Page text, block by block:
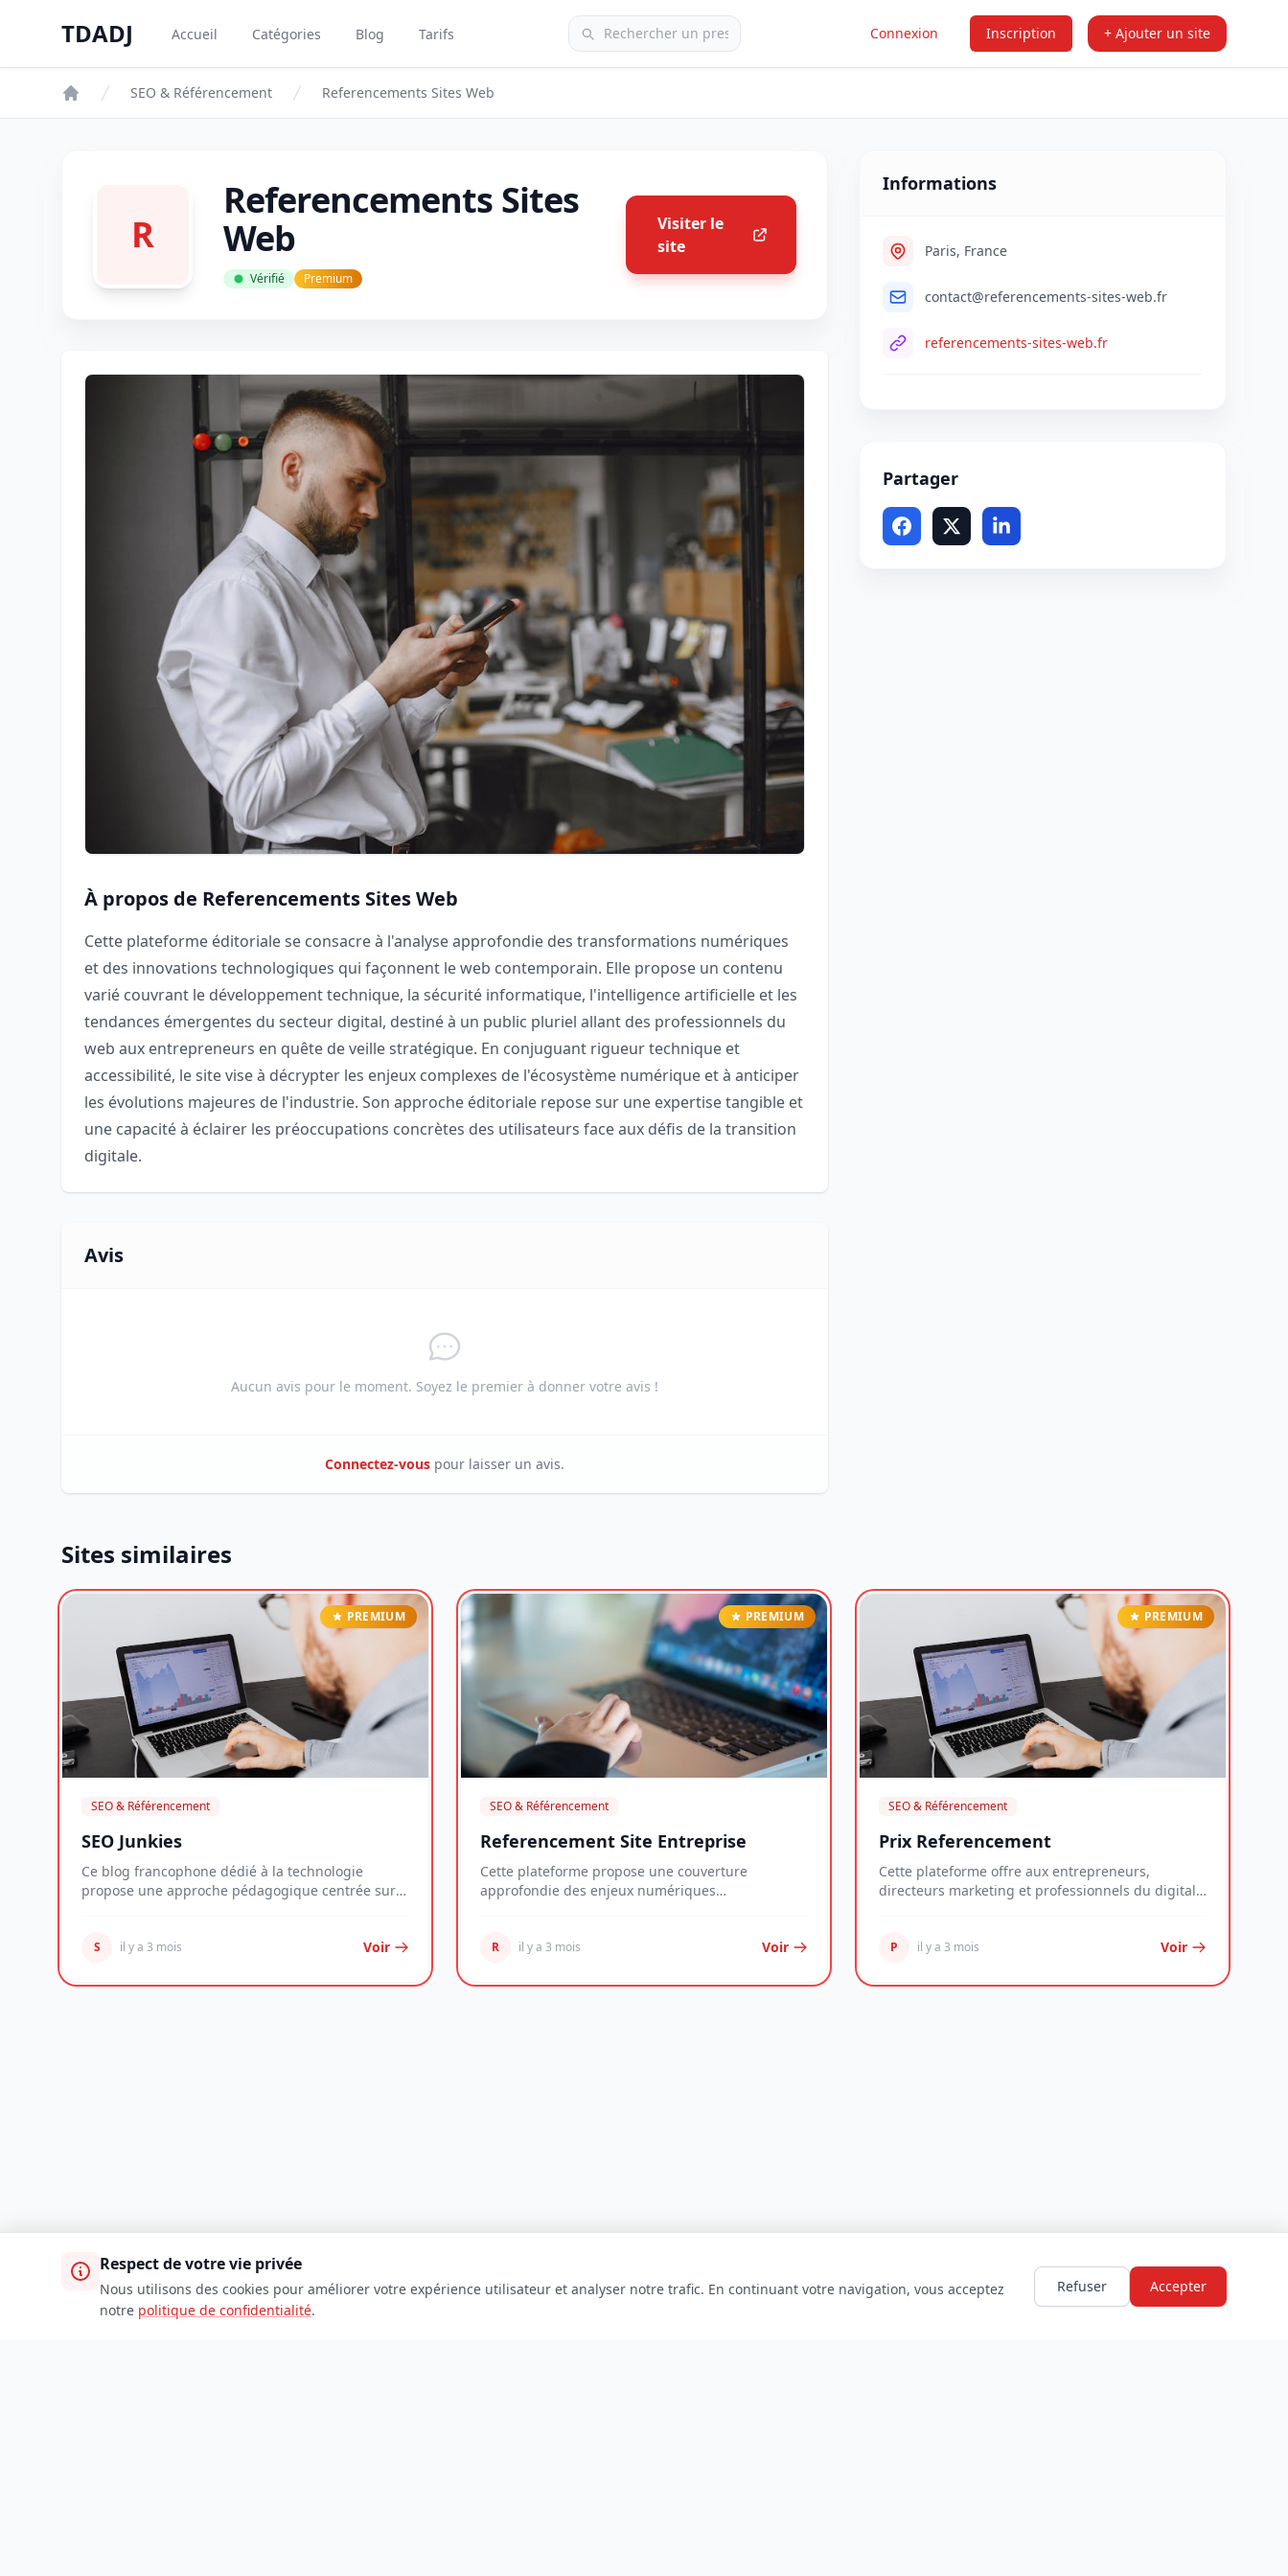
TDADJ
TDADJ Accueil Catégories Blog Tarifs Connexion Inscription + Ajouter un site
SEO & Référencement Referencements Sites Web
R
Referencements Sites
Web
Vérifié Premium
Visiter le
site
À propos de Referencements Sites Web
Cette plateforme éditoriale se consacre à l'analyse approfondie des transformations numériques
et des innovations technologiques qui façonnent le web contemporain. Elle propose un contenu
varié couvrant le développement technique, la sécurité informatique, l'intelligence artificielle et les
tendances émergentes du secteur digital, destiné à un public pluriel allant des professionnels du
web aux entrepreneurs en quête de veille stratégique. En conjuguant rigueur technique et
accessibilité, le site vise à décrypter les enjeux complexes de l'écosystème numérique et à anticiper
les évolutions majeures de l'industrie. Son approche éditoriale repose sur une expertise tangible et
une capacité à éclairer les préoccupations concrètes des utilisateurs face aux défis de la transition
digitale.
Avis
Aucun avis pour le moment. Soyez le premier à donner votre avis !
Connectez-vous pour laisser un avis.
Informations
Paris, France
contact@referencements-sites-web.fr
referencements-sites-web.fr
Partager
Sites similaires
PREMIUM
SEO & Référencement
SEO Junkies
Ce blog francophone dédié à la technologie
propose une approche pédagogique centrée sur
S il y a 3 mois Voir
PREMIUM
SEO & Référencement
Referencement Site Entreprise
Cette plateforme propose une couverture
approfondie des enjeux numériques
R il y a 3 mois Voir
PREMIUM
SEO & Référencement
Prix Referencement
Cette plateforme offre aux entrepreneurs,
directeurs marketing et professionnels du digital
P il y a 3 mois Voir
Respect de votre vie privée
Nous utilisons des cookies pour améliorer votre expérience utilisateur et analyser notre trafic. En continuant votre navigation, vous acceptez
notre politique de confidentialité.
Refuser Accepter